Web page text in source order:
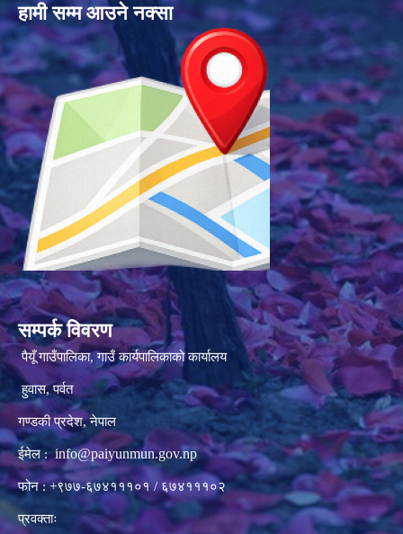
हामी सम्म आउने नक्सा
सम्पर्क विवरण
पैयूँ गाउँपालिका, गाउँ कार्यपालिकाको कार्यालय
हुवास, पर्वत
गण्डकी प्रदेश, नेपाल
ईमेल : info@paiyunmun.gov.np
फोन : +९७७-६७४१११०१ / ६७४१११०२
प्रवक्ताः